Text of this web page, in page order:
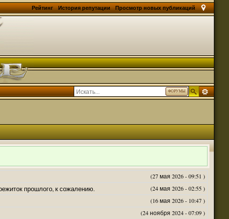
Просмотр новых публикаций
История репутации
Рейтинг
ФОРУМЫ
(27 мая 2026 - 09:51 )
(24 мая 2026 - 02:55 )
прошлого, к сожалению.
(16 мая 2026 - 10:47 )
(24 ноября 2024 - 07:09 )